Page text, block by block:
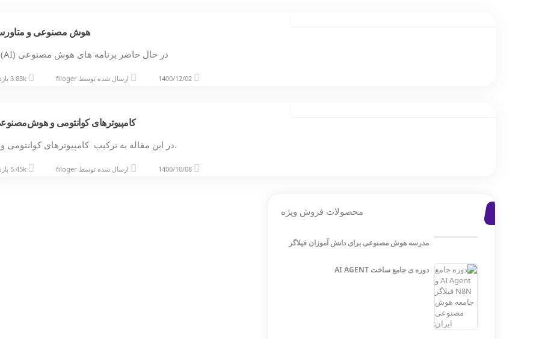
هوش‌ مصنوعی و
در حال حاضر برنامه های هوش مصنوعی (AI)…
1400/12/02 ارسال شده توسطfiloger 3.83k بازدید
کامپیوترهای کوانتومی و
.در این مقاله به ترکیب کامپیوترهای کوانتومی
1400/10/08 ارسال شده توسطfiloger 5.45k بازدید
محصولات فروش ویژه
مدرسه هوش مصنوعی برای دانش آموزان فیلاگر
دوره ی جامع ساخت AI AGENT